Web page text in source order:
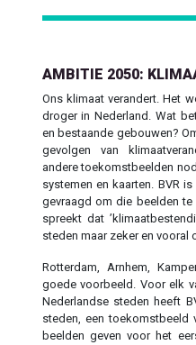
AMBITIE 2050:
Ons klimaat verandert. Het
droger in Nederland. Wat
en bestaande gebouwen?
gevolgen van
andere toekomstbeelden
systemen en kaarten. BVR
gevraagd om die beelden
spreekt dat
steden maar zeker en vooral
Rotterdam, Arnhem,
goede voorbeeld. Voor elk
Nederlandse steden heeft
steden, een toekomstbeeld
beelden geven voor het